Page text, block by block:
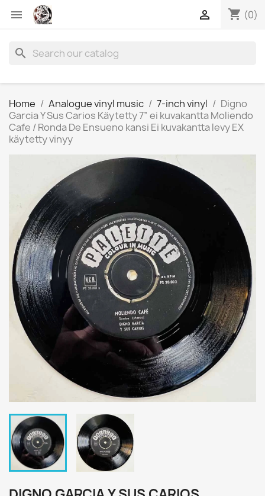
 shopping_cart (0)

search
Home Analogue vinyl music 7-inch vinyl
Digno
Garcia Y Sus Carios Käytetty 7” ei kuvakantta Moliendo
Cafe / Ronda De Ensueno kansi Ei kuvakantta levy EX
käytetty vinyy